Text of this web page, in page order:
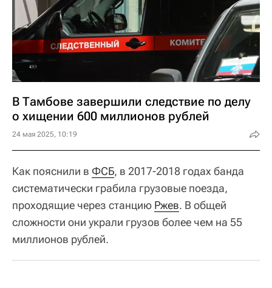
В Тамбове завершили следствие по делу
о хищении 600 миллионов рублей
24 мая 2025, 10:19
Как пояснили в ФСБ, в 2017-2018 годах банда
систематически грабила грузовые поезда,
проходящие через станцию Ржев. В общей
сложности они украли грузов более чем на 55
миллионов рублей.